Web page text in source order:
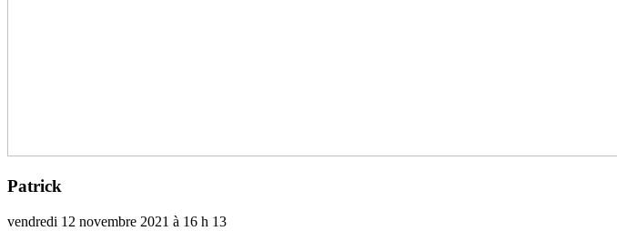
Patrick
vendredi 12 novembre 2021 à 16 h 13